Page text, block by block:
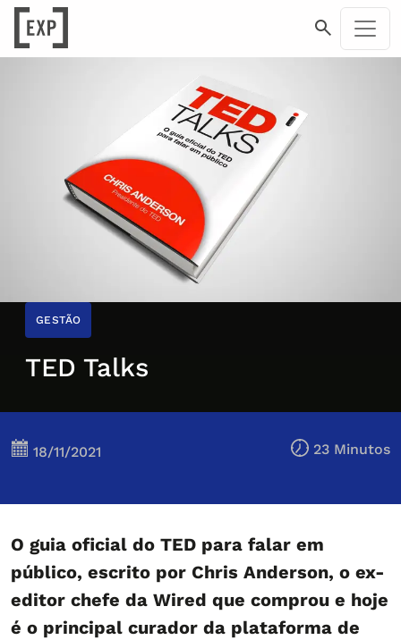
GESTÃO
TED Talks
18/11/2021 23 Minutos
O guia oficial do TED para falar em
público, escrito por Chris Anderson, o ex-
editor chefe da Wired que comprou e hoje
é o principal curador da plataforma de